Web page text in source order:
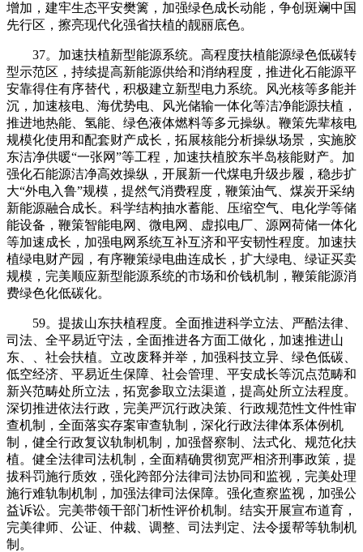
增加，建牢生态平安樊篱，加强绿色成长动能，争创斑斓中国
先行区，擦亮现代化强省扶植的靓丽底色。
37。加速扶植新型能源系统。高程度扶植能源绿色低碳转
型示范区，持续提高新能源供给和消纳程度，推进化石能源平
安靠得住有序替代，积极建立新型电力系统。风光核等多能并
沉，加速核电、海优势电、风光储输一体化等洁净能源扶植，
推进地热能、氢能、绿色液体燃料等多元操纵。鞭策先辈核电
规模化使用和配套财产成长，拓展核能分析操纵场景，实施胶
东洁净供暖“一张网”等工程，加速扶植胶东半岛核能财产。加
强化石能源洁净高效操纵，开展新一代煤电升级步履，稳步扩
大“外电入鲁”规模，提然气消费程度，鞭策油气、煤炭开采纳
新能源融合成长。科学结构抽水蓄能、压缩空气、电化学等储
能设备，鞭策智能电网、微电网、虚拟电厂、源网荷储一体化
等加速成长，加强电网系统互补互济和平安韧性程度。加速扶
植绿电财产园，有序鞭策绿电曲连成长，扩大绿电、绿证买卖
规模，完美顺应新型能源系统的市场和价钱机制，鞭策能源消
费绿色化低碳化。
59。提拔山东扶植程度。全面推进科学立法、严酷法律、
司法、全平易近守法，全面推进各方面工做化，加速推进山
东、、社会扶植。立改废释并举，加强科技立异、绿色低碳、
低空经济、平易近生保障、社会管理、平安成长等沉点范畴和
新兴范畴处所立法，拓宽参取立法渠道，提高处所立法程度。
深切推进依法行政，完美严沉行政决策、行政规范性文件性审
查机制，全面落实存案审查轨制，深化行政法律体系体例机
制，健全行政复议轨制机制，加强督察制、法式化、规范化扶
植。健全法律司法机制，全面精确贯彻宽严相济刑事政策，提
拔科罚施行质效，强化跨部分法律司法协同和监视，完美处理
施行难轨制机制，加强法律司法保障。强化查察监视，加强公
益诉讼。完美带领干部门析性评价机制。结实开展宣布道育，
完美律师、公证、仲裁、调整、司法判定、法令援帮等轨制机
制。